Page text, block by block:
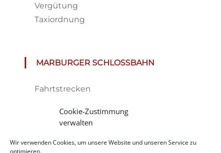
Cookie-Zustimmung
verwalten
Wir verwenden Cookies, um unsere Website und unseren Service zu
optimieren.
Vergütung
Taxiordnung
MARBURGER SCHLOSSBAHN
Fahrtstrecken
Tickets
Impressionen